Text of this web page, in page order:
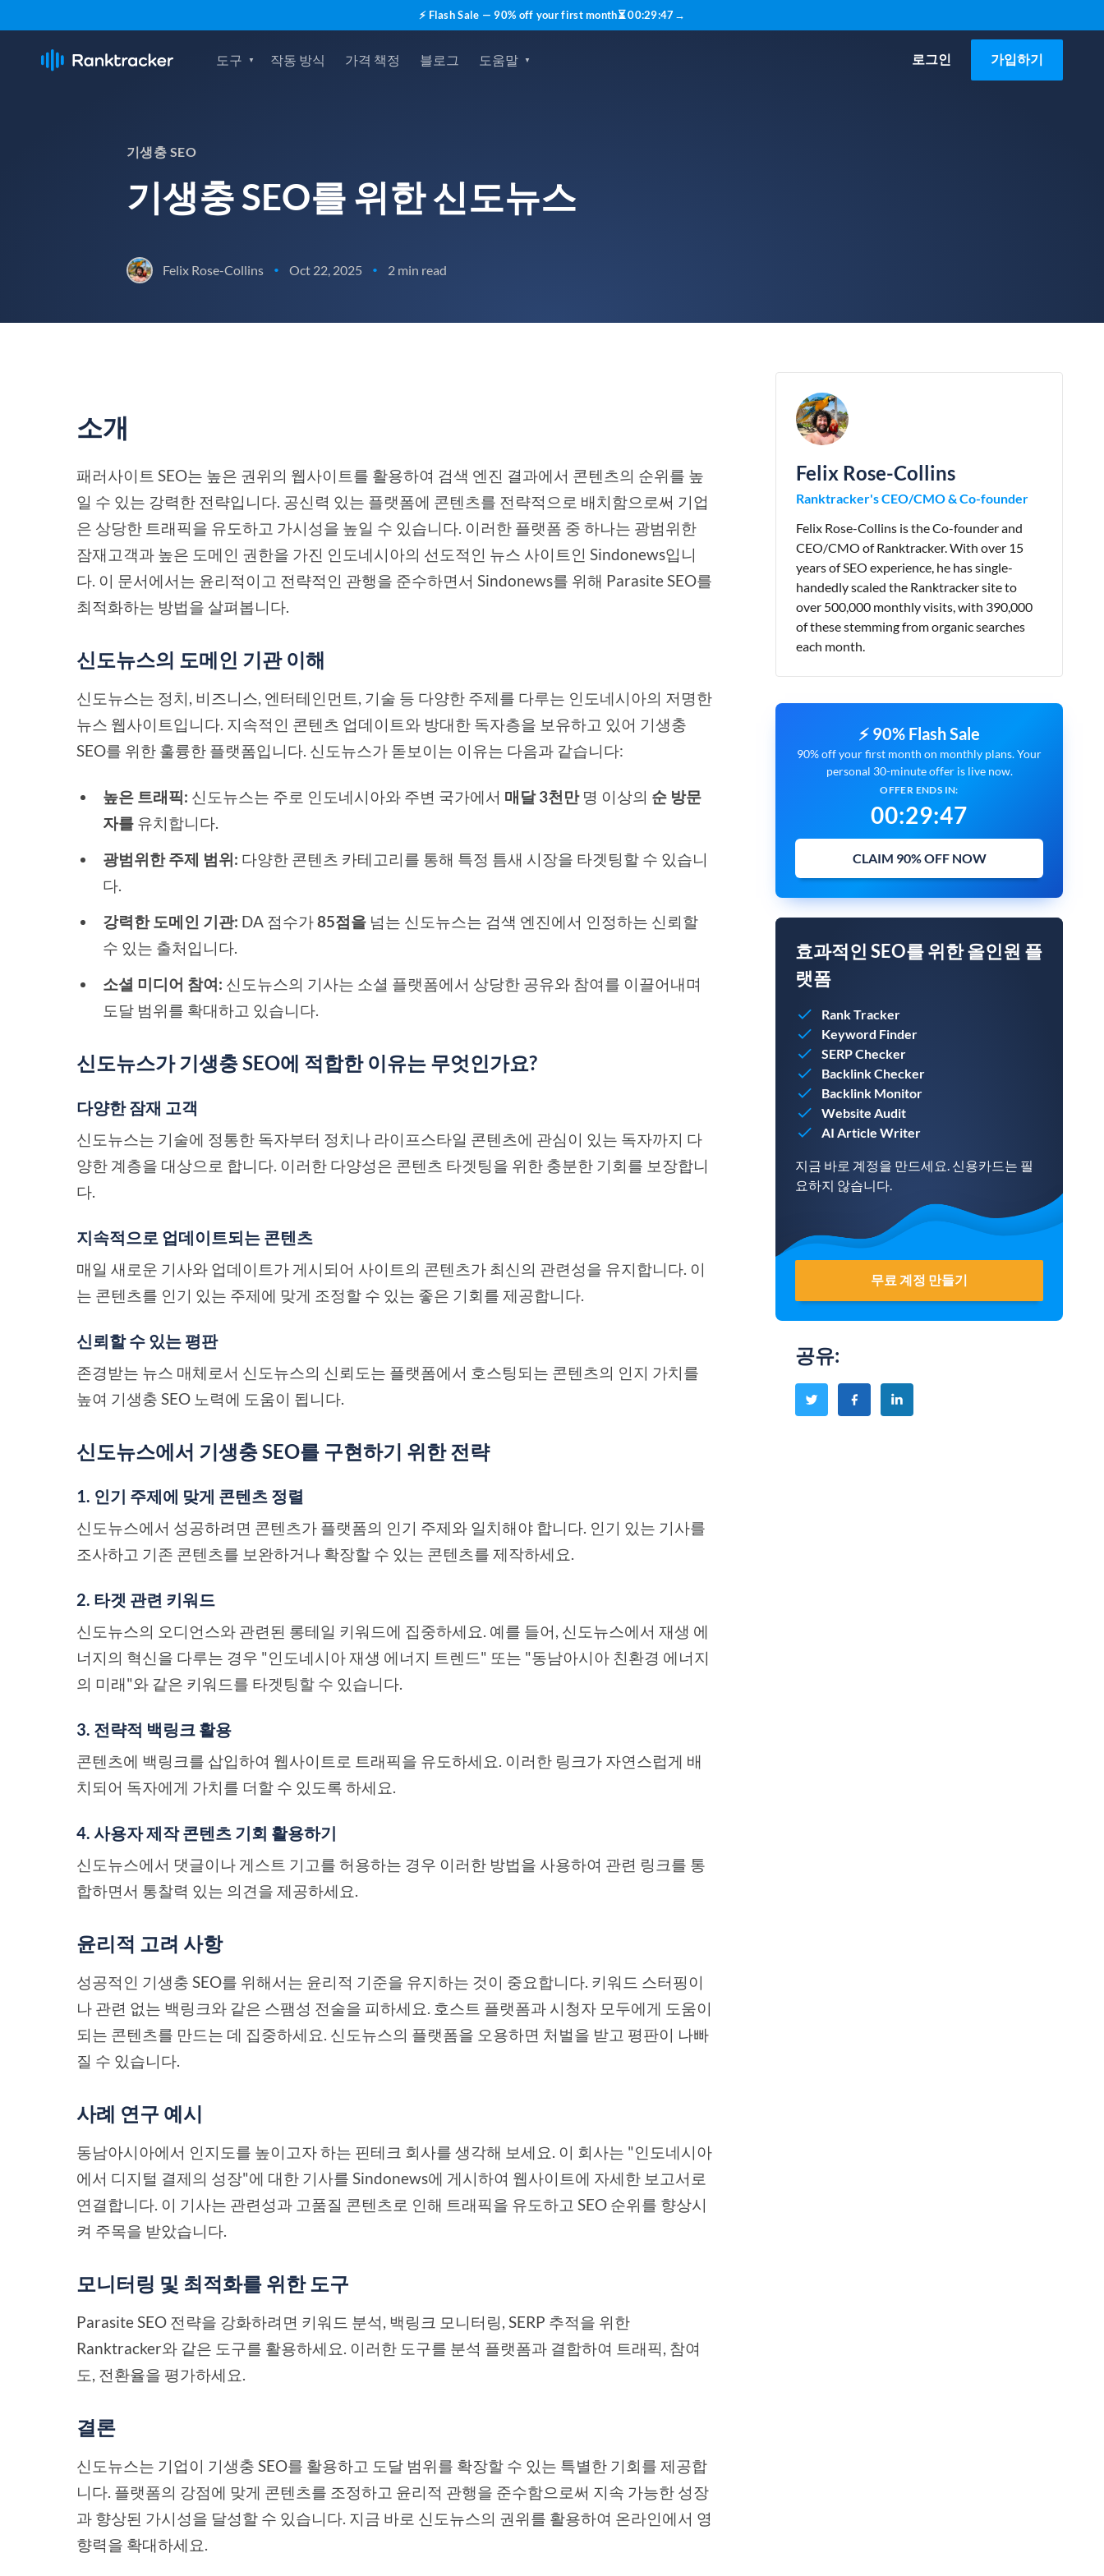
⚡ Flash Sale — 90% off your first month⏳00:29:45→
도구 작동 방식 가격 책정 블로그 도움말 로그인 가입하기
기생충 SEO
기생충 SEO를 위한 신도뉴스
Felix Rose-Collins • Oct 22, 2025 • 2 min read
소개
패러사이트 SEO는 높은 권위의 웹사이트를 활용하여 검색 엔진 결과에서 콘텐츠의 순위를 높
일 수 있는 강력한 전략입니다. 공신력 있는 플랫폼에 콘텐츠를 전략적으로 배치함으로써 기업
은 상당한 트래픽을 유도하고 가시성을 높일 수 있습니다. 이러한 플랫폼 중 하나는 광범위한
잠재고객과 높은 도메인 권한을 가진 인도네시아의 선도적인 뉴스 사이트인 Sindonews입니
다. 이 문서에서는 윤리적이고 전략적인 관행을 준수하면서 Sindonews를 위해 Parasite SEO를
최적화하는 방법을 살펴봅니다.
신도뉴스의 도메인 기관 이해
신도뉴스는 정치, 비즈니스, 엔터테인먼트, 기술 등 다양한 주제를 다루는 인도네시아의 저명한
뉴스 웹사이트입니다. 지속적인 콘텐츠 업데이트와 방대한 독자층을 보유하고 있어 기생충
SEO를 위한 훌륭한 플랫폼입니다. 신도뉴스가 돋보이는 이유는 다음과 같습니다:
높은 트래픽: 신도뉴스는 주로 인도네시아와 주변 국가에서 매달 3천만명 이상의 순 방문
자를 유치합니다.
광범위한 주제 범위: 다양한 콘텐츠 카테고리를 통해 특정 틈새 시장을 타겟팅할 수 있습니
다.
강력한 도메인 기관: DA 점수가85점을 넘는 신도뉴스는 검색 엔진에서 인정하는 신뢰할
수 있는 출처입니다.
소셜 미디어 참여: 신도뉴스의 기사는 소셜 플랫폼에서 상당한 공유와 참여를 이끌어내며
도달 범위를 확대하고 있습니다.
신도뉴스가 기생충 SEO에 적합한 이유는 무엇인가요?
다양한 잠재 고객
신도뉴스는 기술에 정통한 독자부터 정치나 라이프스타일 콘텐츠에 관심이 있는 독자까지 다
양한 계층을 대상으로 합니다. 이러한 다양성은 콘텐츠 타겟팅을 위한 충분한 기회를 보장합니
다.
지속적으로 업데이트되는 콘텐츠
매일 새로운 기사와 업데이트가 게시되어 사이트의 콘텐츠가 최신의 관련성을 유지합니다. 이
는 콘텐츠를 인기 있는 주제에 맞게 조정할 수 있는 좋은 기회를 제공합니다.
신뢰할 수 있는 평판
존경받는 뉴스 매체로서 신도뉴스의 신뢰도는 플랫폼에서 호스팅되는 콘텐츠의 인지 가치를
높여 기생충 SEO 노력에 도움이 됩니다.
신도뉴스에서 기생충 SEO를 구현하기 위한 전략
1. 인기 주제에 맞게 콘텐츠 정렬
신도뉴스에서 성공하려면 콘텐츠가 플랫폼의 인기 주제와 일치해야 합니다. 인기 있는 기사를
조사하고 기존 콘텐츠를 보완하거나 확장할 수 있는 콘텐츠를 제작하세요.
2. 타겟 관련 키워드
신도뉴스의 오디언스와 관련된 롱테일 키워드에 집중하세요. 예를 들어, 신도뉴스에서 재생 에
너지의 혁신을 다루는 경우 "인도네시아 재생 에너지 트렌드" 또는 "동남아시아 친환경 에너지
의 미래"와 같은 키워드를 타겟팅할 수 있습니다.
3. 전략적 백링크 활용
콘텐츠에 백링크를 삽입하여 웹사이트로 트래픽을 유도하세요. 이러한 링크가 자연스럽게 배
치되어 독자에게 가치를 더할 수 있도록 하세요.
4. 사용자 제작 콘텐츠 기회 활용하기
신도뉴스에서 댓글이나 게스트 기고를 허용하는 경우 이러한 방법을 사용하여 관련 링크를 통
합하면서 통찰력 있는 의견을 제공하세요.
윤리적 고려 사항
성공적인 기생충 SEO를 위해서는 윤리적 기준을 유지하는 것이 중요합니다. 키워드 스터핑이
나 관련 없는 백링크와 같은 스팸성 전술을 피하세요. 호스트 플랫폼과 시청자 모두에게 도움이
되는 콘텐츠를 만드는 데 집중하세요. 신도뉴스의 플랫폼을 오용하면 처벌을 받고 평판이 나빠
질 수 있습니다.
사례 연구 예시
동남아시아에서 인지도를 높이고자 하는 핀테크 회사를 생각해 보세요. 이 회사는 "인도네시아
에서 디지털 결제의 성장"에 대한 기사를 Sindonews에 게시하여 웹사이트에 자세한 보고서로
연결합니다. 이 기사는 관련성과 고품질 콘텐츠로 인해 트래픽을 유도하고 SEO 순위를 향상시
켜 주목을 받았습니다.
모니터링 및 최적화를 위한 도구
Parasite SEO 전략을 강화하려면 키워드 분석, 백링크 모니터링, SERP 추적을 위한
Ranktracker와 같은 도구를 활용하세요. 이러한 도구를 분석 플랫폼과 결합하여 트래픽, 참여
도, 전환율을 평가하세요.
결론
신도뉴스는 기업이 기생충 SEO를 활용하고 도달 범위를 확장할 수 있는 특별한 기회를 제공합
니다. 플랫폼의 강점에 맞게 콘텐츠를 조정하고 윤리적 관행을 준수함으로써 지속 가능한 성장
과 향상된 가시성을 달성할 수 있습니다. 지금 바로 신도뉴스의 권위를 활용하여 온라인에서 영
향력을 확대하세요.
Felix Rose-Collins
Ranktracker's CEO/CMO & Co-founder
Felix Rose-Collins is the Co-founder and
CEO/CMO of Ranktracker. With over 15
years of SEO experience, he has single-
handedly scaled the Ranktracker site to
over 500,000 monthly visits, with 390,000
of these stemming from organic searches
each month.
⚡ 90% Flash Sale
90% off your first month on monthly plans. Your
personal 30-minute offer is live now.
OFFER ENDS IN:
00:29:45
CLAIM 90% OFF NOW
효과적인 SEO를 위한 올인원 플
랫폼
Rank Tracker
Keyword Finder
SERP Checker
Backlink Checker
Backlink Monitor
Website Audit
AI Article Writer
지금 바로 계정을 만드세요. 신용카드는 필
요하지 않습니다.
무료 계정 만들기
공유: